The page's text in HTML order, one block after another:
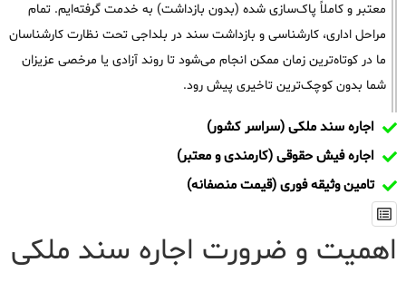
معتبر و کاملاً پاک‌سازی شده (بدون بازداشت) به خدمت گرفته‌ایم. تمام
مراحل اداری، کارشناسی و بازداشت سند در بلداجی تحت نظارت کارشناسان
ما در کوتاه‌ترین زمان ممکن انجام می‌شود تا روند آزادی یا مرخصی عزیزان
شما بدون کوچک‌ترین تاخیری پیش رود.
اجاره سند ملکی (سراسر کشور)
اجاره فیش حقوقی (کارمندی و معتبر)
تامین وثیقه فوری (قیمت منصفانه)
اهمیت و ضرورت اجاره سند ملکی